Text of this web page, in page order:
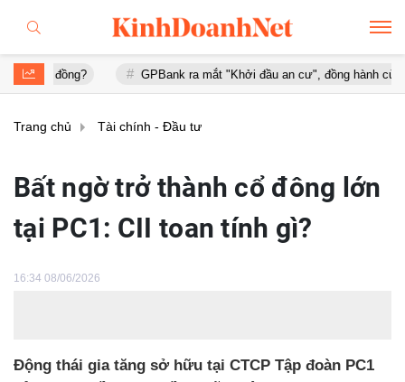
GPBank ra mắt "Khởi đầu an cư", đồng hành cùng người trẻ
Trang chủ Tài chính - Đầu tư
Bất ngờ trở thành cổ đông lớn
tại PC1: CII toan tính gì?
16:34 08/06/2026
Động thái gia tăng sở hữu tại CTCP Tập đoàn PC1